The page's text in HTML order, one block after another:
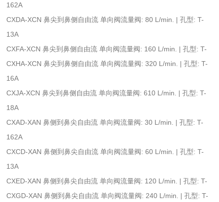
162A
CXDA-XCN 鼻尖到鼻侧自由流 单向阀流量阀: 80 L/min. | 孔型: T-
13A
CXFA-XCN 鼻尖到鼻侧自由流 单向阀流量阀: 160 L/min. | 孔型: T-
CXHA-XCN 鼻尖到鼻侧自由流 单向阀流量阀: 320 L/min. | 孔型: T-
16A
CXJA-XCN 鼻尖到鼻侧自由流 单向阀流量阀: 610 L/min. | 孔型: T-
18A
CXAD-XAN 鼻侧到鼻尖自由流 单向阀流量阀: 30 L/min. | 孔型: T-
162A
CXCD-XAN 鼻侧到鼻尖自由流 单向阀流量阀: 60 L/min. | 孔型: T-
13A
CXED-XAN 鼻侧到鼻尖自由流 单向阀流量阀: 120 L/min. | 孔型: T-
CXGD-XAN 鼻侧到鼻尖自由流 单向阀流量阀: 240 L/min. | 孔型: T-